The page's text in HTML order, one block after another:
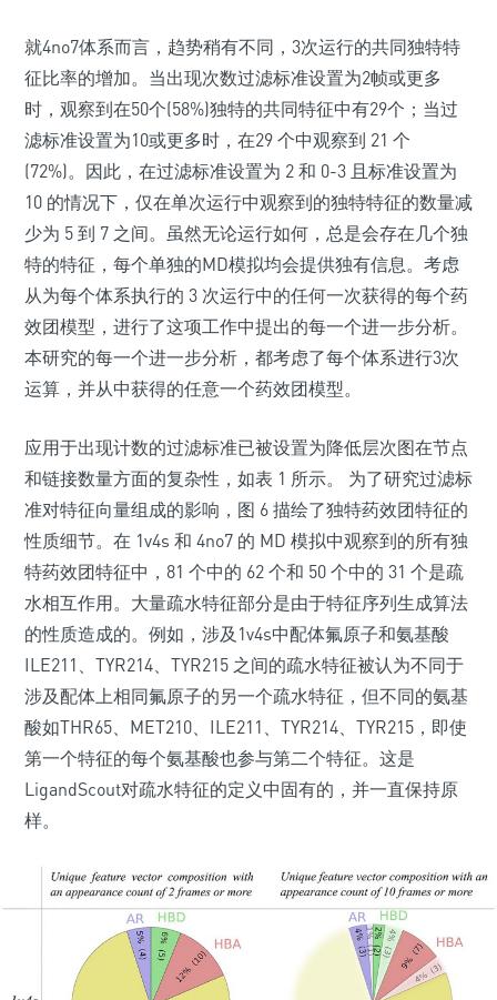
就4no7体系而言，趋势稍有不同，3次运行的共同独特特
征比率的增加。当出现次数过滤标准设置为2帧或更多
时，观察到在50个(58%)独特的共同特征中有29个；当过
滤标准设置为10或更多时，在29 个中观察到 21 个
(72%)。因此，在过滤标准设置为 2 和 0-3 且标准设置为
10 的情况下，仅在单次运行中观察到的独特特征的数量减
少为 5 到 7 之间。虽然无论运行如何，总是会存在几个独
特的特征，每个单独的MD模拟均会提供独有信息。考虑
从为每个体系执行的 3 次运行中的任何一次获得的每个药
效团模型，进行了这项工作中提出的每一个进一步分析。
本研究的每一个进一步分析，都考虑了每个体系进行3次
运算，并从中获得的任意一个药效团模型。
应用于出现计数的过滤标准已被设置为降低层次图在节点
和链接数量方面的复杂性，如表 1 所示。 为了研究过滤标
准对特征向量组成的影响，图 6 描绘了独特药效团特征的
性质细节。在 1v4s 和 4no7 的 MD 模拟中观察到的所有独
特药效团特征中，81 个中的 62 个和 50 个中的 31 个是疏
水相互作用。大量疏水特征部分是由于特征序列生成算法
的性质造成的。例如，涉及1v4s中配体氟原子和氨基酸
ILE211、TYR214、TYR215 之间的疏水特征被认为不同于
涉及配体上相同氟原子的另一个疏水特征，但不同的氨基
酸如THR65、MET210、ILE211、TYR214、TYR215，即使
第一个特征的每个氨基酸也参与第二个特征。这是
LigandScout对疏水特征的定义中固有的，并一直保持原
样。